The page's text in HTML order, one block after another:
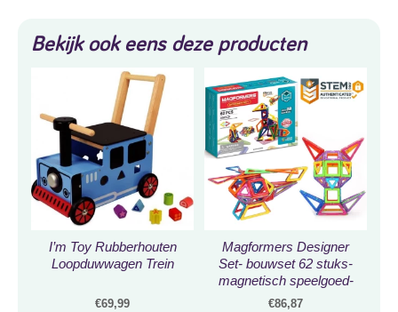
Bekijk ook eens deze producten
I’m Toy Rubberhouten
Loopduwwagen Trein
€69,99
Magformers Designer
Set- bouwset 62 stuks-
magnetisch speelgoed-
speelgoed 3,4,5,6,7 jaar
€86,87